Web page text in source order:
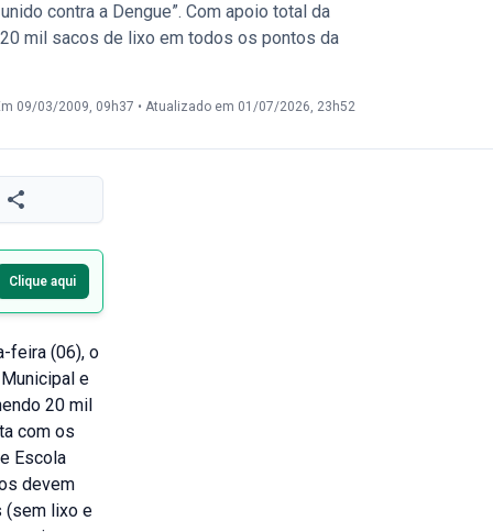
contra a Dengue”. Com apoio total da
mil sacos de lixo em todos os pontos da
09/03/2009, 09h37 • Atualizado em 01/07/2026, 23h52
Clique aqui
feira (06), o
e
20 mil
com os
Escola
devem
(sem lixo e